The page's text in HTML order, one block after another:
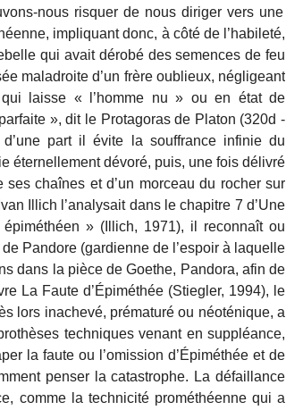
nous risquer de nous diriger vers une
impliquant donc, à côté de l’habileté,
qui avait dérobé des semences de feu
maladroite d’un frère oublieux, négligeant
laisse « l’homme nu » ou en état de
», dit le Protagorasde Platon (320d -
part il évite la souffrance infiniedu
éternellement dévoré, puis, une fois délivré
chaînes et d’un morceau du rocher sur
van Illich l’analysait dans le chapitre 7 d’Une
» (Illich, 1971), il reconnaît ou
Pandore (gardienne de l’espoir à laquelle
dans la pièce de Goethe, Pandora, afin de
La Faute d’Épiméthée(Stiegler, 1994), le
lors inachevé, prématuré ou néoténique, a
techniques venant en suppléance,
la faute ou l’omission d’Épiméthée et de
penser la catastrophe. La défaillance
comme la technicité prométhéenne qui a